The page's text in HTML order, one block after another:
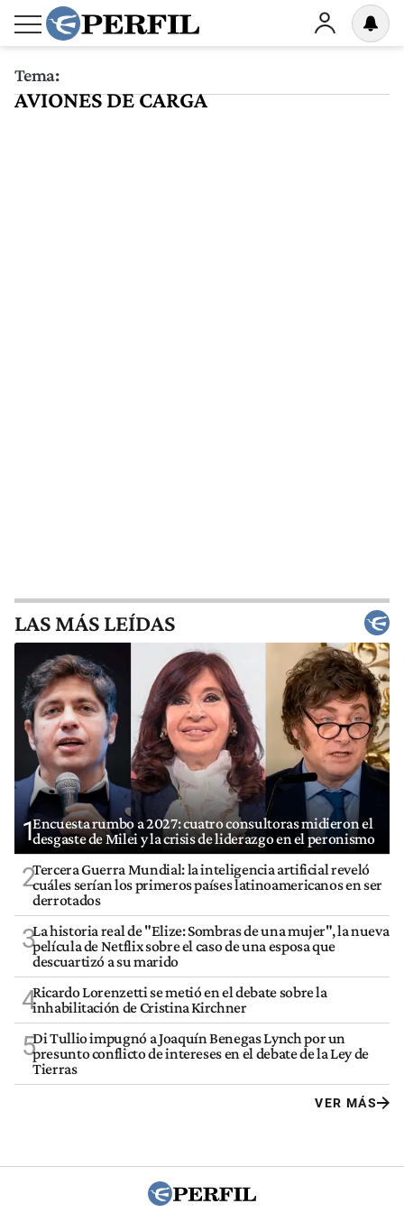
Tema:
AVIONES DE CARGA
LAS MÁS LEÍDAS
1Encuesta rumbo a 2027: cuatro consultoras midieron el
desgaste de Milei y la crisis de liderazgo en el peronismo
2Tercera Guerra Mundial: la inteligencia artificial reveló
cuáles serían los primeros países latinoamericanos en ser
derrotados
3La historia real de "Elize: Sombras de una mujer", la nueva
película de Netflix sobre el caso de una esposa que
descuartizó a su marido
4Ricardo Lorenzetti se metió en el debate sobre la
inhabilitación de Cristina Kirchner
5Di Tullio impugnó a Joaquín Benegas Lynch por un
presunto conflicto de intereses en el debate de la Ley de
Tierras
VER MÁS